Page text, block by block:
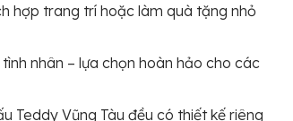
hợp trang trí hoặc làm quà tặng nhỏ
nhân – lựa chọn hoàn hảo cho các
Teddy Vũng Tàu đều có thiết kế riêng